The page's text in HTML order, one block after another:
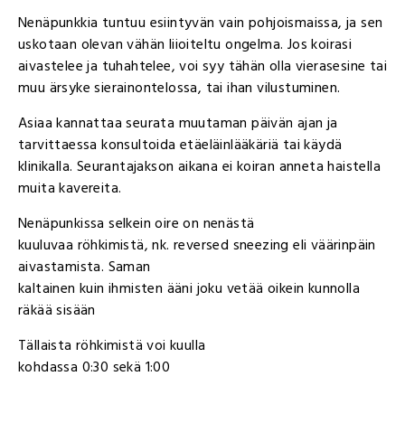
Nenäpunkkia tuntuu esiintyvän vain pohjoismaissa, ja sen
uskotaan olevan vähän liioiteltu ongelma. Jos koirasi
aivastelee ja tuhahtelee, voi syy tähän olla vierasesine tai
muu ärsyke sierainontelossa, tai ihan vilustuminen.
Asiaa kannattaa seurata muutaman päivän ajan ja
tarvittaessa konsultoida etäeläinlääkäriä tai käydä
klinikalla. Seurantajakson aikana ei koiran anneta haistella
muita kavereita.
Nenäpunkissa selkein oire on nenästä
kuuluvaa röhkimistä, nk. reversed sneezing eli väärinpäin
aivastamista. Saman
kaltainen kuin ihmisten ääni joku vetää oikein kunnolla
räkää sisään
Tällaista röhkimistä voi kuulla
kohdassa 0:30 sekä 1:00